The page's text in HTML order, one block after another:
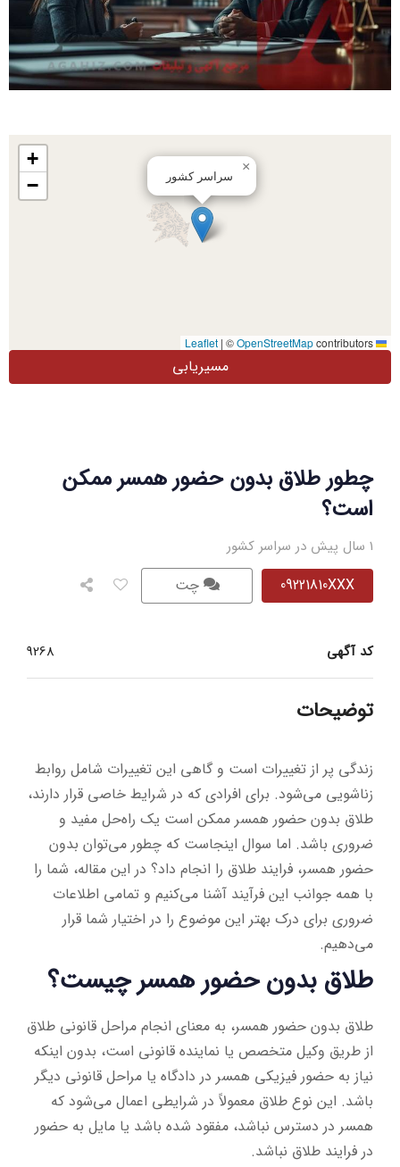
چطور طلاق بدون حضور همسر ممکن
است؟
1 سال پیش در سراسر کشور
09221810XXX چت
کد آگهی 9268
توضیحات
زندگی پر از تغییرات است و گاهی این تغییرات شامل روابط
زناشویی می‌شود. برای افرادی که در شرایط خاصی قرار دارند،
طلاق بدون حضور همسر ممکن است یک راه‌حل مفید و
ضروری باشد. اما سوال اینجاست که چطور می‌توان بدون
حضور همسر، فرایند طلاق را انجام داد؟ در این مقاله، شما را
با همه جوانب این فرآیند آشنا می‌کنیم و تمامی اطلاعات
ضروری برای درک بهتر این موضوع را در اختیار شما قرار
می‌دهیم.
طلاق بدون حضور همسر چیست؟
طلاق بدون حضور همسر، به معنای انجام مراحل قانونی طلاق
از طریق وکیل متخصص یا نماینده قانونی است، بدون اینکه
نیاز به حضور فیزیکی همسر در دادگاه یا مراحل قانونی دیگر
باشد. این نوع طلاق معمولاً در شرایطی اعمال می‌شود که
همسر در دسترس نباشد، مفقود شده باشد یا مایل به حضور
در فرایند طلاق نباشد.
سراسر کشور
×
+
−
| ©OpenStreetMapcontributors
مسیریابی